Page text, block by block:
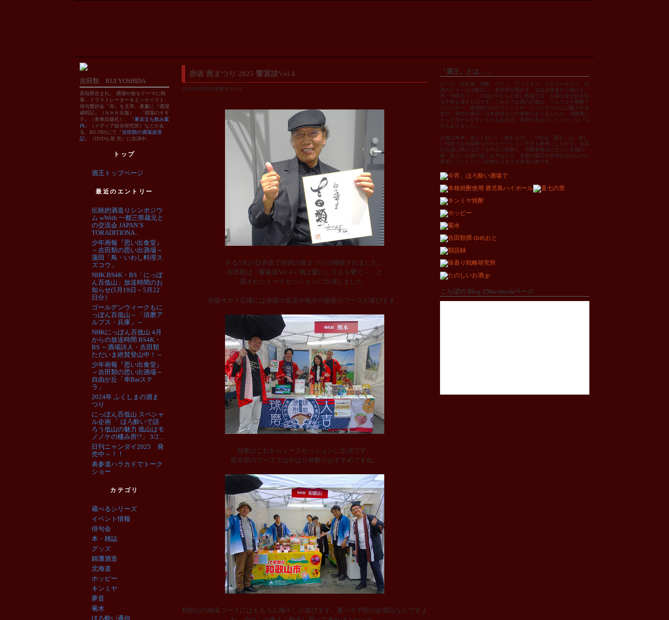
赤坂 茜まつり 2025 饗宴談Vol.4
2025年6月20日金曜日 14:11
さる5月24日赤坂で恒例の茜まつりが開催されました。
吉田類は「饗宴談Vol.4～酒は愛にして人を繋ぐ～」と
題されたトークセッションに出演しました。
赤坂サカス広場には赤坂の名店や地方の物産のブースが並びます。
知事はこれからトークセッションに出演です。
熊本県のブースではやはり焼酎がおすすめですね。
和歌山の物産ブースにはもちろん梅干しが並びます。夏バテ予防の必需品なんですよ
吉田類 RUI YOSHIDA
高知県生まれ。 酒場や旅をテーマに執
筆。イラストレーター＆エッセイスト、
俳句愛好会『舟』を主宰。著書に『酒場
歳時記』（ＮＨＫ出版）、『酒場のオキ
テ』（青春出版社）、『東京立ち飲み案
内 』（メディア総合研究所）などがあ
る。BS-TBSにて『吉田類の酒場放浪
記』（DVDも発 売）に出演中。
トップ
酒王トップページ
最近のエントリー
伝統的酒造りシンポジウ
ム wWith 一都三県蔵元と
の交流会 JAPAN’S
TORADITIONA...
少年画報『思い出食堂』
～吉田類の思い出酒場～
蒲田「鳥・いわし料理ス
ズコウ」
NHK BS4K・BS「にっぽ
ん百低山」放送時間のお
知らせ(5月19日～5月22
日分）
ゴールデンウィークもに
っぽん百低山～「須磨ア
ルプス・兵庫」～
NHKにっぽん百低山 4月
からの放送時間 BS4K・
BS ～酒場詩人・吉田類
ただいま絶賛登山中！～
少年画報『思い出食堂』
～吉田類の思い出酒場～
自由が丘「串Barステ
ラ」
2024年 ふくしまの酒ま
つり
にっぽん百低山 スペシャ
ル企画 「 ほろ酔いで語
ろう低山の魅力 低山はモ
ノノケの棲み所!?」 3/2...
日刊ニャンダイ2025 発
売中～！！
表参道ハラカドでトーク
ショー
カテゴリ
蔵べるシリーズ
イベント情報
俳句会
本・雑誌
グッズ
錦灘酒造
北海道
ホッピー
キンミヤ
夢音
菊水
ほろ酔い通信
「酒王」とは……
ビール、日本酒、焼酎、ワイン、ウィスキー、リキュールなど、お
酒のジャンルは幅広い。老若男女問わず、北は北海道から南は九
州・沖縄まで。この縦にやたらと長い島国では、お酒は食文化を彩
る中核を成すものです。これまでお酒の評価は、ソムリエや焼酎ア
ドバイザー、唎酒師の方のコメントや、ワインラベルに記載される
甘口・辛口の表示、日本酒度などの基準がありましたが、消費者に
とって分かりやすいものもあれば、表現があまりしっくりこないも
のもありました。
お酒は本来、楽しくおいしく飲むもの。このblog「酒王」は、新し
い技術である味香りのナビゲーション手法も参考にしながら、全国
のお酒に関わる方々を中心に取材し、消費者視点に立った本物の
味、新しいお酒の楽しみ方などを、全国の蔵元や酒場を訪ねながら
探求していくという徒然なるままの求道の旅です。
こらぼの Blog のfacebookページ